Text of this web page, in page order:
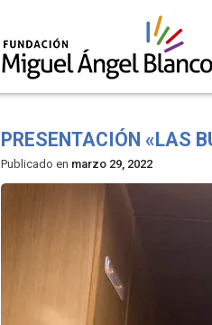
PRESENTACIÓN «LAS
Publicado en marzo 29, 2022